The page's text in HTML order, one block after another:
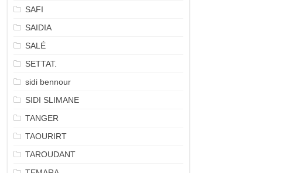
SAFI
SAIDIA
SALÉ
SETTAT.
sidi bennour
SIDI SLIMANE
TANGER
TAOURIRT
TAROUDANT